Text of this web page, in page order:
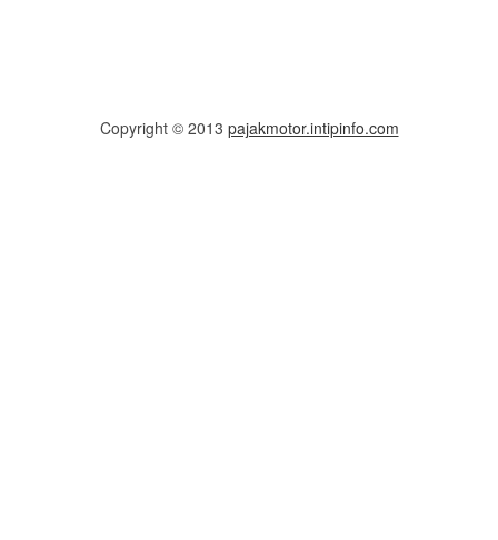
Copyright © 2013 pajakmotor.intipinfo.com